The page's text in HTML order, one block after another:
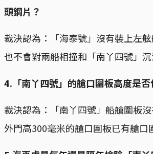
頭鋼片？
裁決認為：「海泰號」沒有裝上左
也不會對兩船相撞和「南丫四號」沉
4.「南丫四號」的艙口圍板高度是否
裁決認為：「南丫四號」船艙圍板
外門高300毫米的艙口圍板已有艙口